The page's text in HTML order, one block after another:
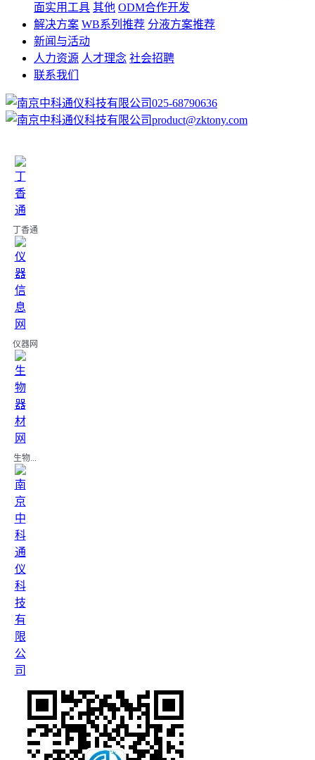
面实用工具 其他 ODM合作开发
解决方案 WB系列推荐 分液方案推荐
新闻与活动
人力资源 人才理念 社会招聘
联系我们
025-68790636
product@zktony.com
丁香通
仪器网
生物...